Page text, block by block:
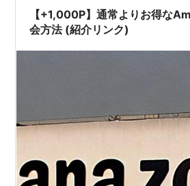
【+1,000P】通常よりお得な
会方法 (紹介リンク)